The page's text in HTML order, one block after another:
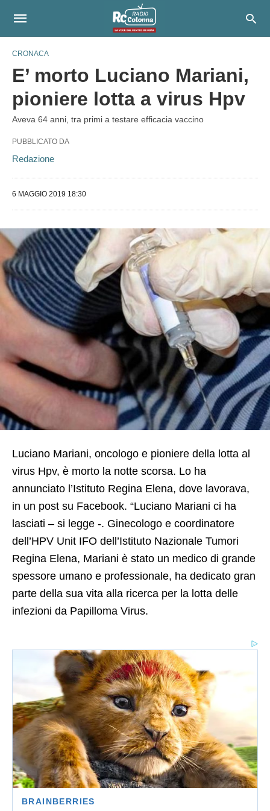
CRONACA
E’ morto Luciano Mariani,
pioniere lotta a virus Hpv
Aveva 64 anni, tra primi a testare efficacia vaccino
PUBBLICATO DA
Redazione
6 MAGGIO 2019 18:30
Luciano Mariani, oncologo e pioniere della lotta al
virus Hpv, è morto la notte scorsa. Lo ha
annunciato l’Istituto Regina Elena, dove lavorava,
in un post su Facebook. “Luciano Mariani ci ha
lasciati – si legge -. Ginecologo e coordinatore
dell’HPV Unit IFO dell’Istituto Nazionale Tumori
Regina Elena, Mariani è stato un medico di grande
spessore umano e professionale, ha dedicato gran
parte della sua vita alla ricerca per la lotta delle
infezioni da Papilloma Virus.